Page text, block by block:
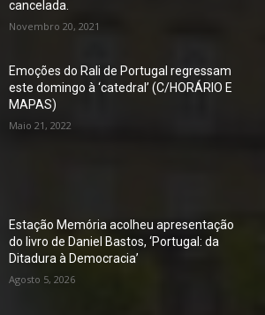
cancelada.
Novembro 20, 2021
Emoções do Rali de Portugal regressam
este domingo à ‘catedral’ (C/HORÁRIO E
MAPAS)
Maio 21, 2022
Estação Memória acolheu apresentação
do livro de Daniel Bastos, ‘Portugal: da
Ditadura à Democracia’
Agosto 5, 2026